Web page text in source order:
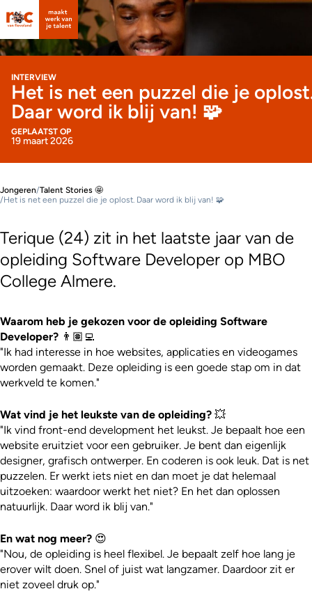
INTERVIEW
Het is net een puzzel die je
Daar word ik blij van! 🧩
GEPLAATST OP
19 maart 2026
Jongeren/Talent Stories 🤩
/Het is net een puzzel die je oplost. Daar word ik blij van! 🧩
Terique (24) zit in het laatste jaar van de
opleiding Software Developer op MBO
College Almere.
Waarom heb je gekozen voor de opleiding Software
Developer? 👨🏽‍💻
"Ik had interesse in hoe websites, applicaties en videogames
worden gemaakt. Deze opleiding is een goede stap om in dat
werkveld te komen."
Wat vind je het leukste van de opleiding? 💥
"Ik vind front-end development het leukst. Je bepaalt hoe een
website eruitziet voor een gebruiker. Je bent dan eigenlijk
designer, grafisch ontwerper. En coderen is ook leuk. Dat is net
puzzelen. Er werkt iets niet en dan moet je dat helemaal
uitzoeken: waardoor werkt het niet? En het dan oplossen
natuurlijk. Daar word ik blij van."
En wat nog meer? 😍
"Nou, de opleiding is heel flexibel. Je bepaalt zelf hoe lang je
erover wilt doen. Snel of juist wat langzamer. Daardoor zit er
niet zoveel druk op."